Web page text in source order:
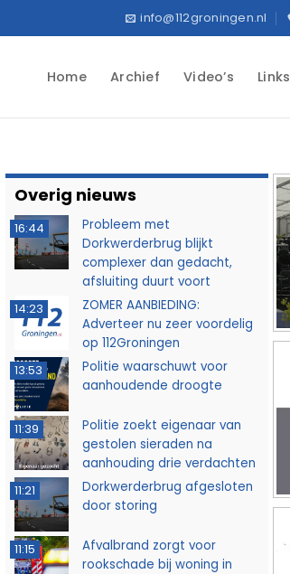
info@112groningen.nl
Home Archief Video’s Links
Overig nieuws
16:44
Probleem met
Dorkwerderbrug blijkt
complexer dan gedacht,
afsluiting duurt voort
14:23
ZOMER AANBIEDING:
Adverteer nu zeer voordelig
op 112Groningen
13:53
Politie waarschuwt voor
aanhoudende droogte
11:39
Politie zoekt eigenaar van
gestolen sieraden na
aanhouding drie verdachten
11:21
Dorkwerderbrug afgesloten
door storing
11:15
Afvalbrand zorgt voor
rookschade bij woning in